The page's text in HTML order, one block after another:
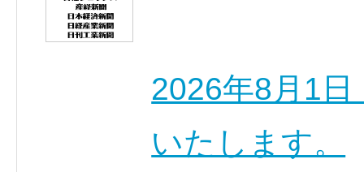
2026年8月1
いたします。